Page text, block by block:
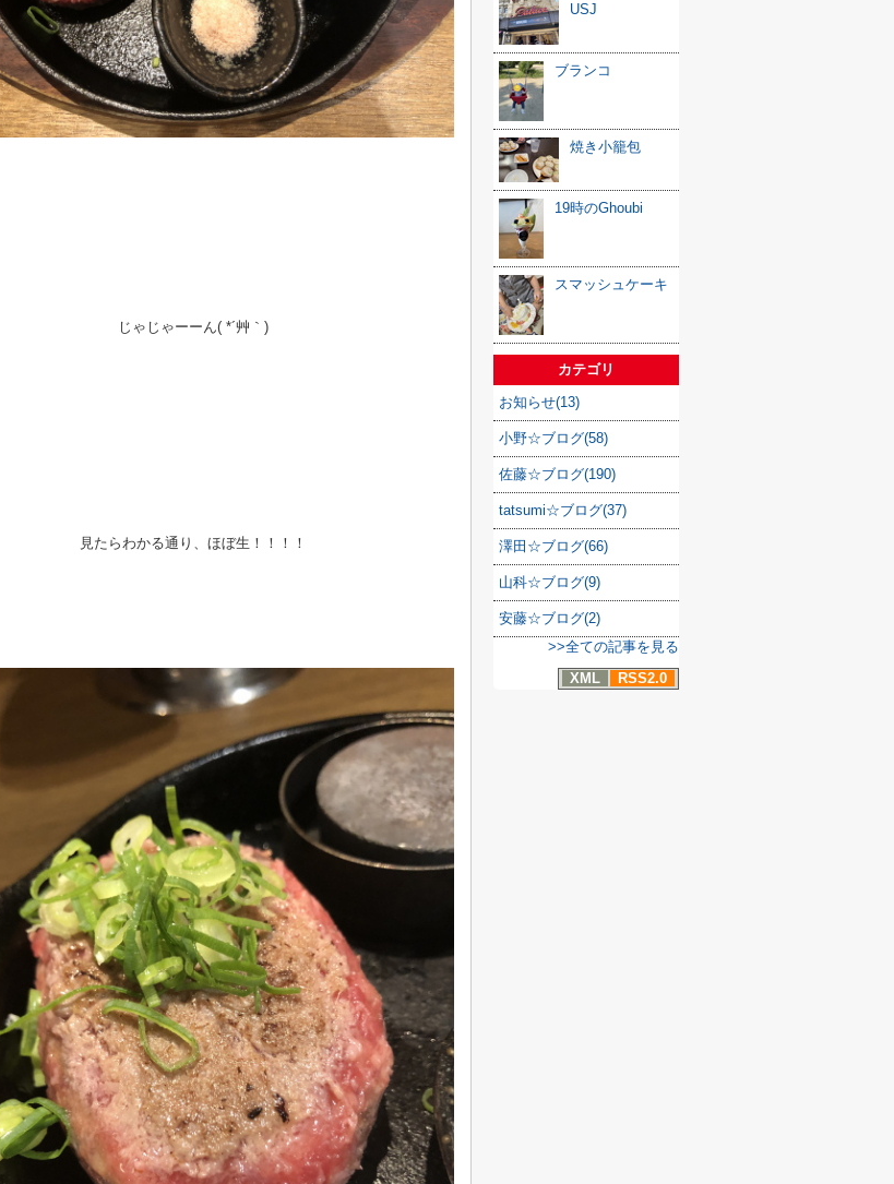
じゃじゃーーん( *´艸｀)
見たらわかる通り、ほぼ生！！！！
USJ
ブランコ
焼き小籠包
19時のGhoubi
スマッシュケーキ
カテゴリ
お知らせ(13)
小野☆ブログ(58)
佐藤☆ブログ(190)
tatsumi☆ブログ(37)
澤田☆ブログ(66)
山科☆ブログ(9)
安藤☆ブログ(2)
>>全ての記事を見る
XML
RSS2.0